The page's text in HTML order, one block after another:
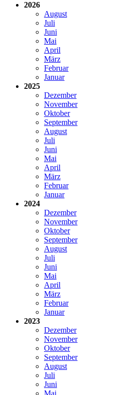
2026
August
Juli
Juni
Mai
April
März
Februar
Januar
2025
Dezember
November
Oktober
September
August
Juli
Juni
Mai
April
März
Februar
Januar
2024
Dezember
November
Oktober
September
August
Juli
Juni
Mai
April
März
Februar
Januar
2023
Dezember
November
Oktober
September
August
Juli
Juni
Mai